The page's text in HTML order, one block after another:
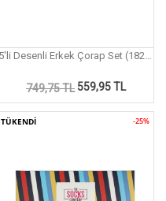
749,75 TL 559,95 TL
TÜKENDİ -25%